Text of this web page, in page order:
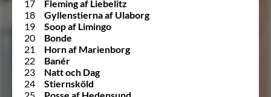
17
Fleming af Liebelitz
18
Gyllenstierna af Ulaborg
19
Soop af Limingo
20
Bonde
21
Horn af Marienborg
22
Banér
23
Natt och Dag
24
Stiernsköld